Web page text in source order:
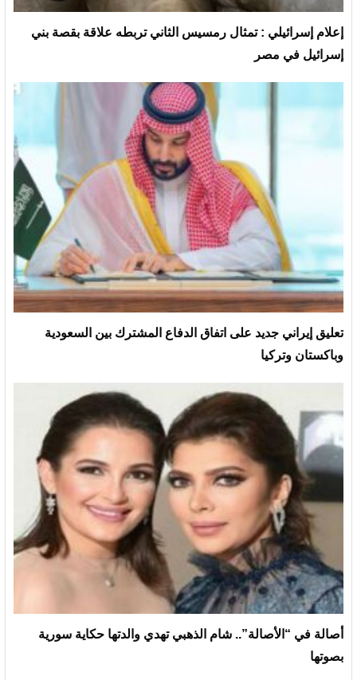
إعلام إسرائيلي : تمثال رمسيس الثاني تربطه علاقة بقصة بني
إسرائيل في مصر
تعليق إيراني جديد على اتفاق الدفاع المشترك بين السعودية
وباكستان وتركيا
أصالة في “الأصالة”.. شام الذهبي تهدي والدتها حكاية سورية
بصوتها